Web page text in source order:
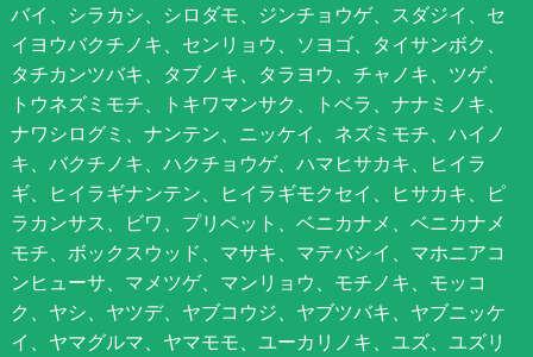
バイ、シラカシ、シロダモ、ジンチョウゲ、スダジイ、セ
イヨウバクチノキ、センリョウ、ソヨゴ、タイサンボク、
タチカンツバキ、タブノキ、タラヨウ、チャノキ、ツゲ、
トウネズミモチ、トキワマンサク、トベラ、ナナミノキ、
ナワシログミ、ナンテン、ニッケイ、ネズミモチ、ハイノ
キ、バクチノキ、ハクチョウゲ、ハマヒサカキ、ヒイラ
ギ、ヒイラギナンテン、ヒイラギモクセイ、ヒサカキ、ピ
ラカンサス、ビワ、プリペット、ベニカナメ、ベニカナメ
モチ、ボックスウッド、マサキ、マテバシイ、マホニアコ
ンヒューサ、マメツゲ、マンリョウ、モチノキ、モッコ
ク、ヤシ、ヤツデ、ヤブコウジ、ヤブツバキ、ヤブニッケ
イ、ヤマグルマ、ヤマモモ、ユーカリノキ、ユズ、ユズリ